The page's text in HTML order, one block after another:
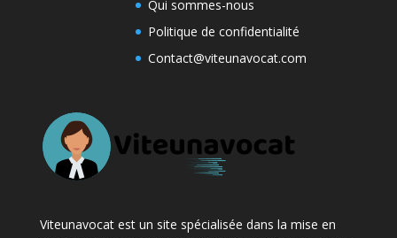
Qui sommes-nous
Politique de confidentialité
Contact@viteunavocat.com
Viteunavocat est un site spécialisée dans la mise en